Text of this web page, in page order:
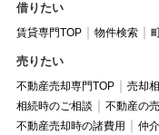
借りたい
賃貸専門TOP 物件検索
売りたい
不動産売却専門TOP 売却
相続時のご相談
不動産の
不動産売却時の諸費用
仲